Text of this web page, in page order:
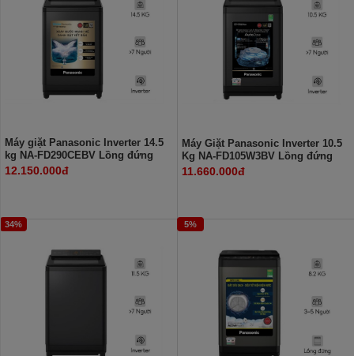
Máy giặt Panasonic Inverter 14.5
kg NA-FD290CEBV Lồng đứng
12.150.000đ
Máy Giặt Panasonic Inverter 10.5
Kg NA-FD105W3BV Lồng đứng
11.660.000đ
34% 5%